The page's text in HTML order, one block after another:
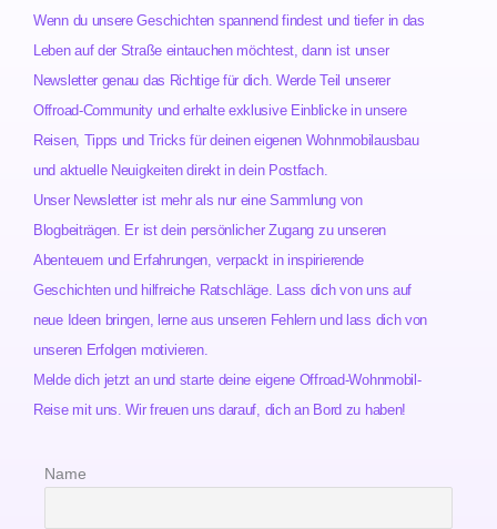
Wenn du unsere Geschichten spannend findest und tiefer in das
Leben auf der Straße eintauchen möchtest, dann ist unser
Newsletter genau das Richtige für dich. Werde Teil unserer
Offroad-Community und erhalte exklusive Einblicke in unsere
Reisen, Tipps und Tricks für deinen eigenen Wohnmobilausbau
und aktuelle Neuigkeiten direkt in dein Postfach.
Unser Newsletter ist mehr als nur eine Sammlung von
Blogbeiträgen. Er ist dein persönlicher Zugang zu unseren
Abenteuern und Erfahrungen, verpackt in inspirierende
Geschichten und hilfreiche Ratschläge. Lass dich von uns auf
neue Ideen bringen, lerne aus unseren Fehlern und lass dich von
unseren Erfolgen motivieren.
Melde dich jetzt an und starte deine eigene Offroad-Wohnmobil-
Reise mit uns. Wir freuen uns darauf, dich an Bord zu haben!
Name